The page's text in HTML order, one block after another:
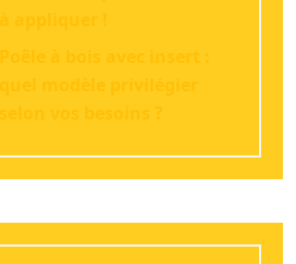
à appliquer !
Poêle à bois avec insert :
quel modèle privilégier
selon vos besoins ?